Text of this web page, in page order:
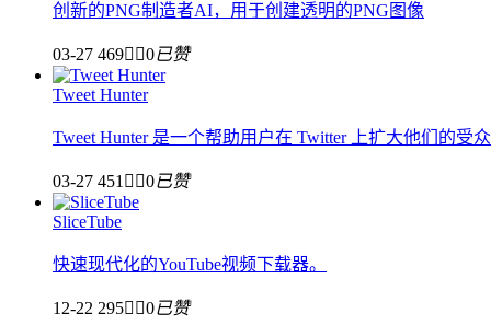
创新的PNG制造者AI，用于创建透明的PNG图像
03-27 469 0已赞
Tweet Hunter
Tweet Hunter 是一个帮助用户在 Twitter 上扩大他们的受
03-27 451  0已赞
SliceTube
快速现代化的YouTube视频下载器。
12-22 295 0已赞